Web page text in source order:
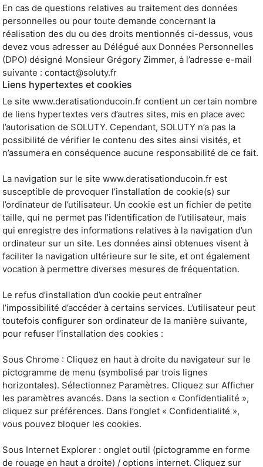
En cas de questions relatives au traitement des données
personnelles ou pour toute demande concernant la
réalisation des du ou des droits mentionnés ci-dessus, vous
devez vous adresser au Délégué aux Données Personnelles
(DPO) désigné Monsieur Grégory Zimmer, à l’adresse e-mail
suivante : contact@soluty.fr
Liens hypertextes et cookies
Le site www.deratisationducoin.fr contient un certain nombre
de liens hypertextes vers d’autres sites, mis en place avec
l’autorisation de SOLUTY. Cependant, SOLUTY n’a pas la
possibilité de vérifier le contenu des sites ainsi visités, et
n’assumera en conséquence aucune responsabilité de ce fait.
La navigation sur le site www.deratisationducoin.fr est
susceptible de provoquer l’installation de cookie(s) sur
l’ordinateur de l’utilisateur. Un cookie est un fichier de petite
taille, qui ne permet pas l’identification de l’utilisateur, mais
qui enregistre des informations relatives à la navigation d’un
ordinateur sur un site. Les données ainsi obtenues visent à
faciliter la navigation ultérieure sur le site, et ont également
vocation à permettre diverses mesures de fréquentation.
Le refus d’installation d’un cookie peut entraîner
l’impossibilité d’accéder à certains services. L’utilisateur peut
toutefois configurer son ordinateur de la manière suivante,
pour refuser l’installation des cookies :
Sous Chrome : Cliquez en haut à droite du navigateur sur le
pictogramme de menu (symbolisé par trois lignes
horizontales). Sélectionnez Paramètres. Cliquez sur Afficher
les paramètres avancés. Dans la section « Confidentialité »,
cliquez sur préférences. Dans l’onglet « Confidentialité »,
vous pouvez bloquer les cookies.
Sous Internet Explorer : onglet outil (pictogramme en forme
de rouage en haut a droite) / options internet. Cliquez sur